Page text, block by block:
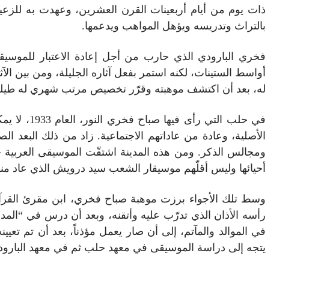
ذات يوم من أيام أربعينات القرن العشرين، وعهدت به
بالتراث وتدريسه ويؤهل المواهب ويدعمها.
فخري البارودي الذي حارب من أجل إعادة الاعتبار للموسيقى
أواسط الستينات، لكنه استمر بفعل آثاره الجليلة، ومن
له، بعد أن اكتشف موهبته وقرّر تخصيص مرتب شهري له طيلة
في حلب
الأصلية، وعادة من عاداتهم الاجتماعية. زاد من ذلك
ومجالس الذكر. ومن هذه المدينة اشتقّت الموسيقى
أحيائها وليس أقلّهم موسيقار الشعب سيد درويش الذي عاد
وسط تلك الأجواء برزت موهبة صباح فخري، ابن مقرئ
رأسه الأذان الذي تدرّب عليه وأتقنه، وبعد أن درس في
في الموالد والمآتم، إلى أن صار يعمل مؤذناً، بعد أن
يتجه إلى دراسة الموسيقى في معهد حلب ثم في معهد